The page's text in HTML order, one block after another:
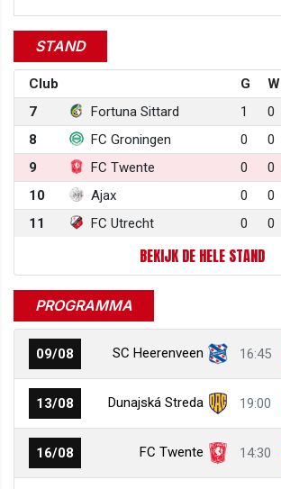
STAND
Club G W
7
Fortuna Sittard 1 0
8
FC Groningen 0 0
9
FC Twente 0 0
10
Ajax 0 0
11
FC Utrecht 0 0
BEKIJK DE HELE STAND
PROGRAMMA
09/08 SC Heerenveen 16:45
13/08 Dunajská Streda 19:00
16/08 FC Twente 14:30